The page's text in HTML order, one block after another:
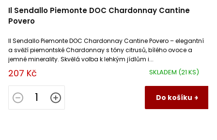
Il Sendallo Piemonte DOC Chardonnay Cantine
Povero
SKLADEM (21 KS)
207 Kč
Do košíku
Il Sendallo Piemonte DOC Chardonnay Cantine Povero – elegantní
a svěží piemontské Chardonnay s tóny citrusů, bílého ovoce a
jemné minerality. Skvělá volba k lehkým jídlům i...